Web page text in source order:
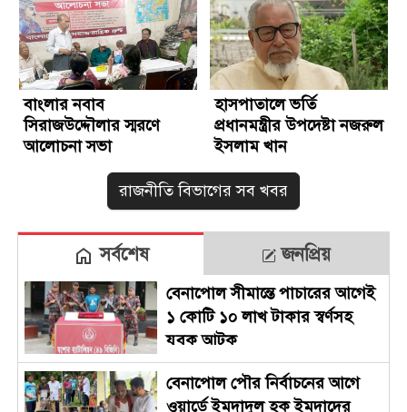
বাংলার নবাব
সিরাজউদ্দৌলার স্মরণে
আলোচনা সভা
হাসপাতালে ভর্তি
প্রধানমন্ত্রীর উপদেষ্টা নজরুল
ইসলাম খান
রাজনীতি বিভাগের সব খবর
সর্বশেষ জনপ্রিয়
বেনাপোল সীমান্তে পাচারের আগেই
১ কোটি ১০ লাখ টাকার স্বর্ণসহ
যুবক আটক
বেনাপোল পৌর নির্বাচনের আগে
ওয়ার্ডে ইমদাদুল হক ইমদাদের